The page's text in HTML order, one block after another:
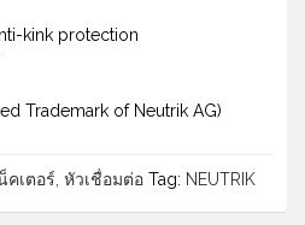
kink protection
Trademark of Neutrik AG)
เตอร์, หัวเชื่อมต่อ Tag: NEUTRIK